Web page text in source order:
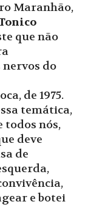
Maranhão,
que não
do
de 1975.
temática,
todos nós,
deve
de
e botei